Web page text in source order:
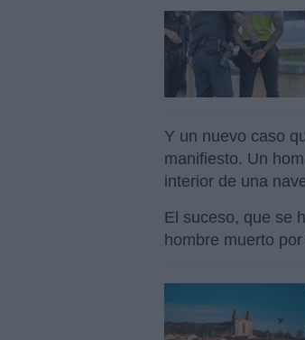
Y un nuevo caso
manifiesto. Un
interior de una
El suceso, que se
hombre muerto